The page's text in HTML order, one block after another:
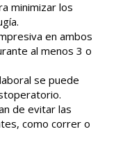
minimizar los
en ambos
al menos 3 o
se puede
de evitar las
como correr o